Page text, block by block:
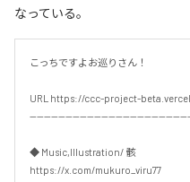
なっている。
こっちですよお巡りさん！
URL https://ccc-project-
◆ Music,Illustration/ 骸
https://x.com/mukuro_viru77